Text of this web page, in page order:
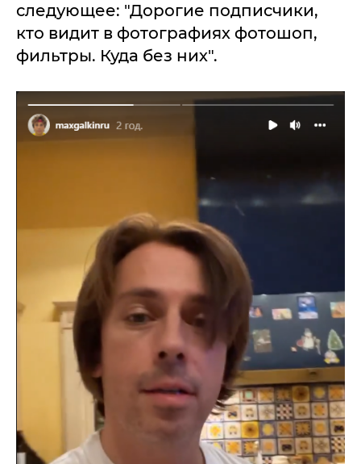
следующее: "Дорогие подписчики,
кто видит в фотографиях фотошоп,
фильтры. Куда без них".